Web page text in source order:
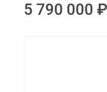
5 790 000 ₽